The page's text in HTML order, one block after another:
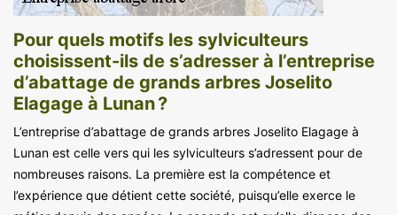
Pour quels motifs les sylviculteurs
choisissent-ils de s’adresser à l’entreprise
d’abattage de grands arbres Joselito
Elagage à Lunan ?
L’entreprise d’abattage de grands arbres Joselito Elagage à
Lunan est celle vers qui les sylviculteurs s’adressent pour de
nombreuses raisons. La première est la compétence et
l’expérience que détient cette société, puisqu’elle exerce le